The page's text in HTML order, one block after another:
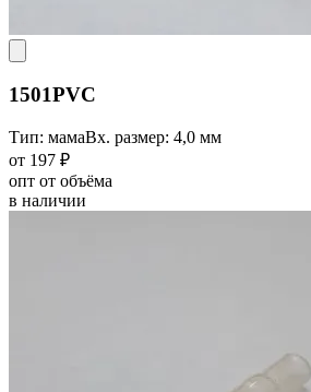
1501PVC
Тип: мамаВх. размер: 4,0 мм
от 197 ₽
опт от объёма
в наличии